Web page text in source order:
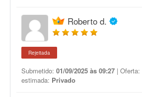
Roberto d.
Rejeitada
Submetido: 01/09/2025 às 09:27 | Oferta:
estimada: Privado